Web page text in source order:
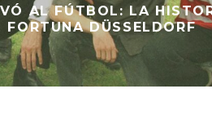
AL FÚTBOL: LA
DÜSSELDORF